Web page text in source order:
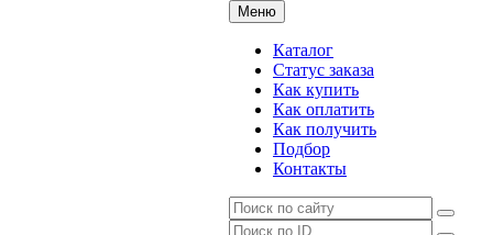
Меню
Каталог
Статус заказа
Как купить
Как оплатить
Как получить
Подбор
Контакты